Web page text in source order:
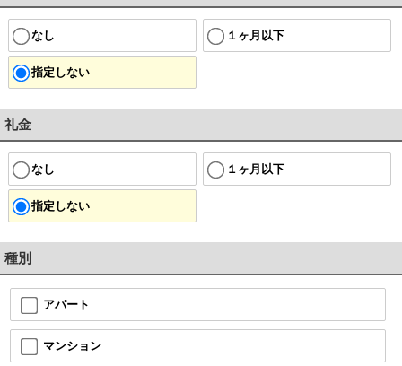
なし １ヶ月以下
指定しない
礼金
なし １ヶ月以下
指定しない
種別
アパート
マンション